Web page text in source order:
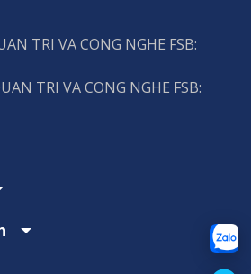
TRI VA CONG NGHE FSB:
TRI VA CONG NGHE FSB: